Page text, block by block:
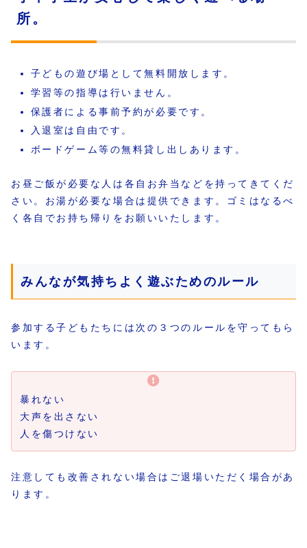
所。
子どもの遊び場として無料開放します。
学習等の指導は行いません。
保護者による事前予約が必要です。
入退室は自由です。
ボードゲーム等の無料貸し出しあります。
お昼ご飯が必要な人は各自お弁当などを持ってきてくだ
さい。お湯が必要な場合は提供できます。ゴミはなるべ
く各自でお持ち帰りをお願いいたします。
みんなが気持ちよく遊ぶためのルール
参加する子どもたちには次の３つのルールを守ってもら
います。
暴れない
大声を出さない
人を傷つけない
注意しても改善されない場合はご退場いただく場合があ
ります。